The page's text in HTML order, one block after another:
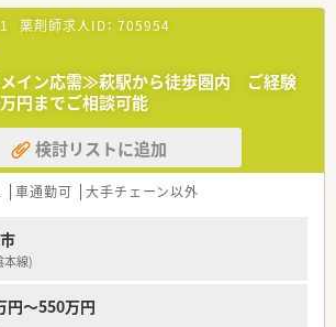
める人物像について】
据えた増員募集であり、即戦力として活躍できる
ています。
ある方は優遇し、これまでの経験を存分に発揮で
ています。
た薬局で、患者様と長くお付き合いしながら信頼
い方を求めます。
いて】
に2店舗を展開する地域密着型の調剤薬局で、ア
転勤がないため、住み慣れた地域で長期的に安定し
最適です。
スタッフも多く在籍しており、地域の医療事情に詳
薬剤師求人ID： 705954
メイン応需≫萩駅から徒歩圏内 ご経験
円までご相談可能
検討リストに追加
車通勤可 大手チェーン以外
本線)
円～550万円